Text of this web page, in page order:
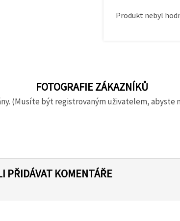
Produkt nebyl
FOTOGRAFIE ZÁKAZNÍKŮ
(Musíte být registrovaným uživatelem, abyste
PŘIDÁVAT KOMENTÁŘE